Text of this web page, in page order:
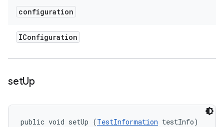
configuration
IConfiguration
setUp
public void setUp (TestInformation testInfo)